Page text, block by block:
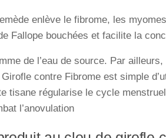
enlève le fibrome, les
Fallope bouchées et facilite la
de l’eau de source. Par
contre Fibrome est simple
tisane régularise le cycle
l’anovulation